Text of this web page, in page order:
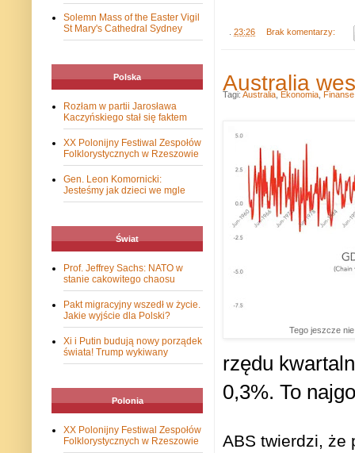
. 23:26 Brak komentarzy:
Australia
Tego jeszcze nie
rzędu
0,3%. To
ABS twierdzi, że
Tagi: Australia Ekonomia Finanse
Solemn Mass of the Easter Vigil
St Mary's Cathedral Sydney
Polska
Rozłam w partii Jarosława
Kaczyńskiego stał się faktem
XX Polonijny Festiwal Zespołów
Folklorystycznych w Rzeszowie
Gen. Leon Komornicki:
Jesteśmy jak dzieci we mgle
Świat
Prof. Jeffrey Sachs: NATO w
stanie cakowitego chaosu
Pakt migracyjny wszedł w życie.
Jakie wyjście dla Polski?
Xi i Putin budują nowy porządek
świata! Trump wykiwany
Polonia
XX Polonijny Festiwal Zespołów
Folklorystycznych w Rzeszowie